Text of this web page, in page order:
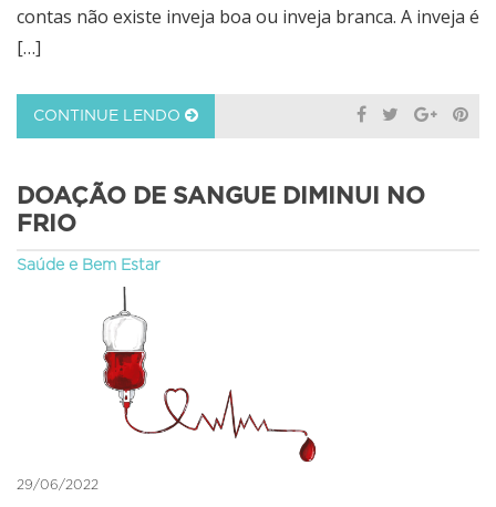
contas não existe inveja boa ou inveja branca. A inveja é
[…]
CONTINUE LENDO
DOAÇÃO DE SANGUE DIMINUI NO
FRIO
Saúde e Bem Estar
29/06/2022